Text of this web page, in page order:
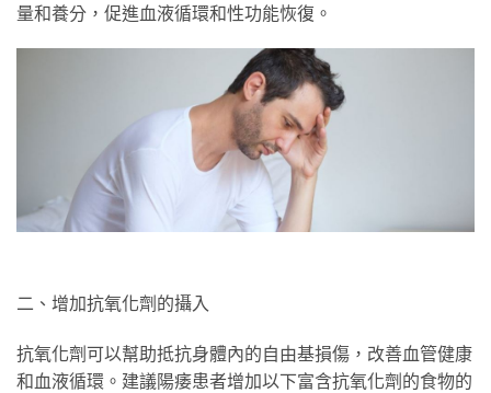
量和養分，促進血液循環和性功能恢復。
二、增加抗氧化劑的攝入
抗氧化劑可以幫助抵抗身體內的自由基損傷，改善血管健康
和血液循環。建議陽痿患者增加以下富含抗氧化劑的食物的